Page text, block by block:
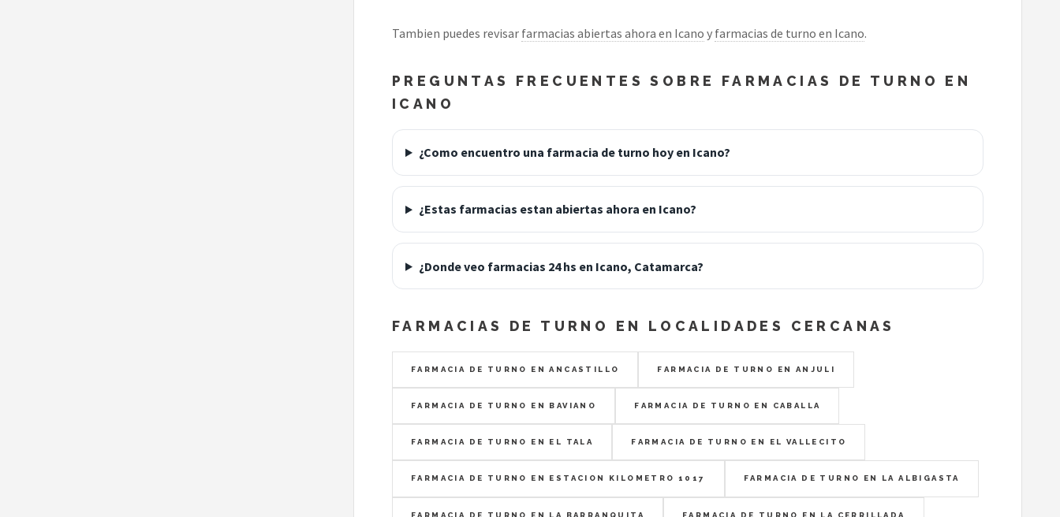
Tambien puedes revisar farmacias abiertas ahora en Icano y farmacias de turno en Icano.
PREGUNTAS FRECUENTES SOBRE FARMACIAS DE TURNO EN
ICANO
¿Como encuentro una farmacia de turno hoy en Icano?
¿Estas farmacias estan abiertas ahora en Icano?
¿Donde veo farmacias 24 hs en Icano, Catamarca?
FARMACIAS DE TURNO EN LOCALIDADES CERCANAS
FARMACIA DE TURNO EN ANCASTILLO FARMACIA DE TURNO EN ANJULI
FARMACIA DE TURNO EN BAVIANO FARMACIA DE TURNO EN CABALLA
FARMACIA DE TURNO EN EL TALA FARMACIA DE TURNO EN EL VALLECITO
FARMACIA DE TURNO EN ESTACION KILOMETRO 1017 FARMACIA DE TURNO EN LA ALBIGASTA
FARMACIA DE TURNO EN LA BARRANQUITA FARMACIA DE TURNO EN LA CERRILLADA